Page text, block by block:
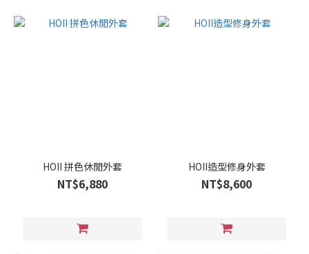
HOII 拼色休閒外套
NT$6,880
HOII造型修身外套
NT$8,600